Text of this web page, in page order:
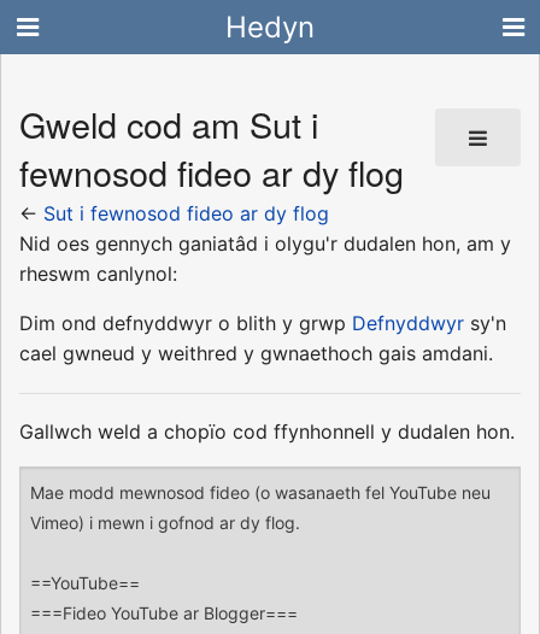
Hedyn
Gweld cod am Sut i
fewnosod fideo ar dy flog
← Sut i fewnosod fideo ar dy flog
Nid oes gennych ganiatâd i olygu'r dudalen hon, am y
rheswm canlynol:
Dim ond defnyddwyr o blith y grwp Defnyddwyr sy'n
cael gwneud y weithred y gwnaethoch gais amdani.
Gallwch weld a chopïo cod ffynhonnell y dudalen hon.